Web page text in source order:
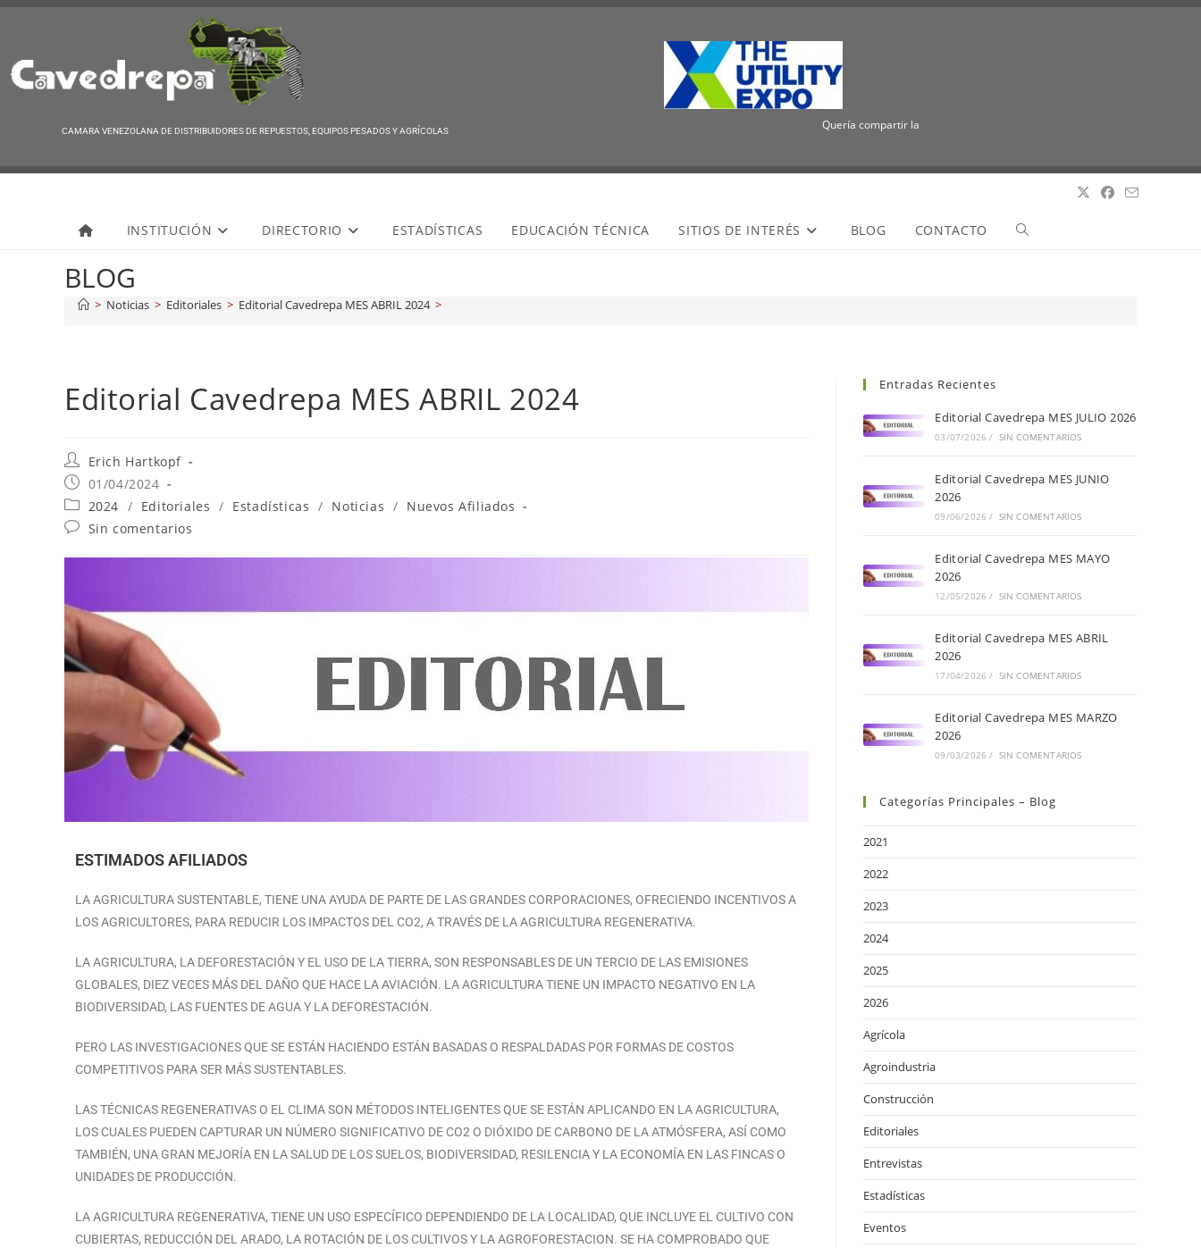
CAMARA VENEZOLANA DE DISTRIBUIDORES DE REPUESTOS, EQUIPOS PESADOS Y AGRÍCOLAS Quería compartir la emocionante noticia de que ICUEE tiene un nuevo
INSTITUCIÓN DIRECTORIO ESTADÍSTICAS EDUCACIÓN TÉCNICA SITIOS DE INTERÉS BLOG CONTACTO
BLOG
> Noticias > Editoriales > Editorial Cavedrepa MES ABRIL 2024 >
Editorial Cavedrepa MES ABRIL 2024
Erich Hartkopf
01/04/2024
2024 / Editoriales / Estadísticas / Noticias / Nuevos Afiliados
Sin comentarios
ESTIMADOS AFILIADOS
LA AGRICULTURA SUSTENTABLE, TIENE UNA AYUDA DE PARTE DE LAS GRANDES CORPORACIONES, OFRECIENDO INCENTIVOS A
LOS AGRICULTORES, PARA REDUCIR LOS IMPACTOS DEL CO2, A TRAVÉS DE LA AGRICULTURA REGENERATIVA.
LA AGRICULTURA, LA DEFORESTACIÓN Y EL USO DE LA TIERRA, SON RESPONSABLES DE UN TERCIO DE LAS EMISIONES
GLOBALES, DIEZ VECES MÁS DEL DAÑO QUE HACE LA AVIACIÓN. LA AGRICULTURA TIENE UN IMPACTO NEGATIVO EN LA
BIODIVERSIDAD, LAS FUENTES DE AGUA Y LA DEFORESTACIÓN.
PERO LAS INVESTIGACIONES QUE SE ESTÁN HACIENDO ESTÁN BASADAS O RESPALDADAS POR FORMAS DE COSTOS
COMPETITIVOS PARA SER MÁS SUSTENTABLES.
LAS TÉCNICAS REGENERATIVAS O EL CLIMA SON MÉTODOS INTELIGENTES QUE SE ESTÁN APLICANDO EN LA AGRICULTURA,
LOS CUALES PUEDEN CAPTURAR UN NÚMERO SIGNIFICATIVO DE CO2 O DIÓXIDO DE CARBONO DE LA ATMÓSFERA, ASÍ COMO
TAMBIÉN, UNA GRAN MEJORÍA EN LA SALUD DE LOS SUELOS, BIODIVERSIDAD, RESILENCIA Y LA ECONOMÍA EN LAS FINCAS O
UNIDADES DE PRODUCCIÓN.
LA AGRICULTURA REGENERATIVA, TIENE UN USO ESPECÍFICO DEPENDIENDO DE LA LOCALIDAD, QUE INCLUYE EL CULTIVO CON
CUBIERTAS, REDUCCIÓN DEL ARADO, LA ROTACIÓN DE LOS CULTIVOS Y LA AGROFORESTACION. SE HA COMPROBADO QUE
Entradas Recientes
Editorial Cavedrepa MES JULIO 2026
03/07/2026 / SIN COMENTARIOS
Editorial Cavedrepa MES JUNIO
2026
09/06/2026 / SIN COMENTARIOS
Editorial Cavedrepa MES MAYO
2026
12/05/2026 / SIN COMENTARIOS
Editorial Cavedrepa MES ABRIL
2026
17/04/2026 / SIN COMENTARIOS
Editorial Cavedrepa MES MARZO
2026
09/03/2026 / SIN COMENTARIOS
Categorías Principales – Blog
2021
2022
2023
2024
2025
2026
Agrícola
Agroindustria
Construcción
Editoriales
Entrevistas
Estadísticas
Eventos